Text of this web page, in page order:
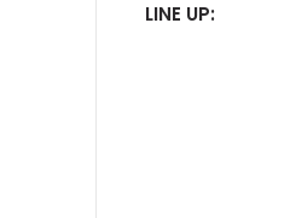
LINE UP: